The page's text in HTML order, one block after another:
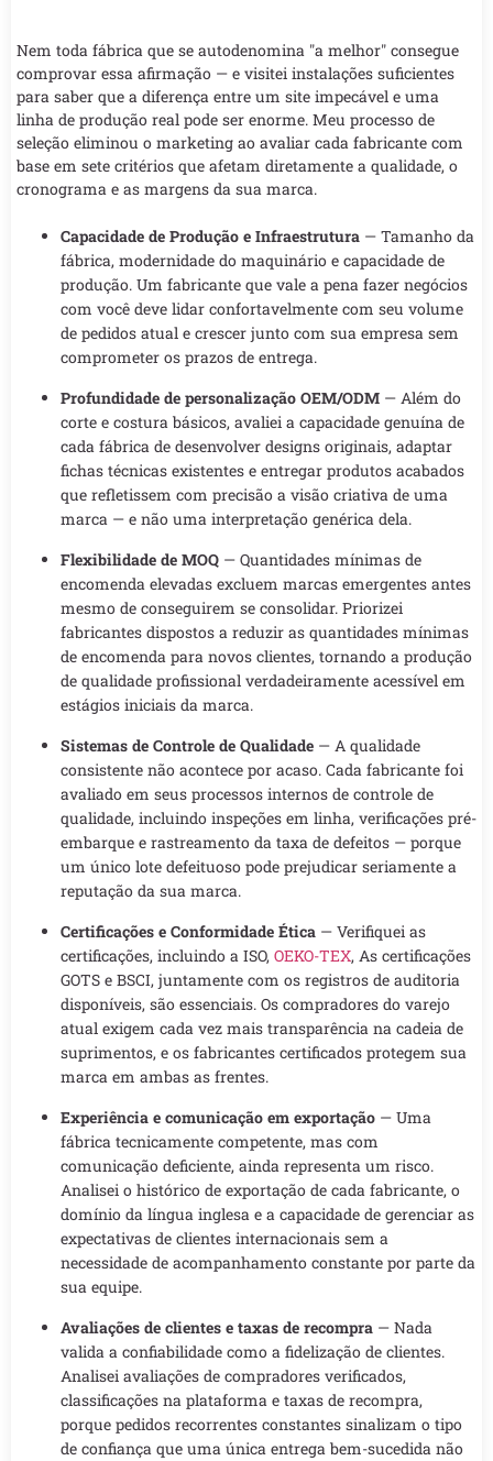
Nem toda fábrica que se autodenomina "a melhor" consegue
comprovar essa afirmação — e visitei instalações suficientes
para saber que a diferença entre um site impecável e uma
linha de produção real pode ser enorme. Meu processo de
seleção eliminou o marketing ao avaliar cada fabricante com
base em sete critérios que afetam diretamente a qualidade, o
cronograma e as margens da sua marca.
Capacidade de Produção e Infraestrutura — Tamanho da
fábrica, modernidade do maquinário e capacidade de
produção. Um fabricante que vale a pena fazer negócios
com você deve lidar confortavelmente com seu volume
de pedidos atual e crescer junto com sua empresa sem
comprometer os prazos de entrega.
Profundidade de personalização OEM/ODM — Além do
corte e costura básicos, avaliei a capacidade genuína de
cada fábrica de desenvolver designs originais, adaptar
fichas técnicas existentes e entregar produtos acabados
que refletissem com precisão a visão criativa de uma
marca — e não uma interpretação genérica dela.
Flexibilidade de MOQ — Quantidades mínimas de
encomenda elevadas excluem marcas emergentes antes
mesmo de conseguirem se consolidar. Priorizei
fabricantes dispostos a reduzir as quantidades mínimas
de encomenda para novos clientes, tornando a produção
de qualidade profissional verdadeiramente acessível em
estágios iniciais da marca.
Sistemas de Controle de Qualidade — A qualidade
consistente não acontece por acaso. Cada fabricante foi
avaliado em seus processos internos de controle de
qualidade, incluindo inspeções em linha, verificações pré-
embarque e rastreamento da taxa de defeitos — porque
um único lote defeituoso pode prejudicar seriamente a
reputação da sua marca.
Certificações e Conformidade Ética — Verifiquei as
certificações, incluindo a ISO, OEKO-TEX, As certificações
GOTS e BSCI, juntamente com os registros de auditoria
disponíveis, são essenciais. Os compradores do varejo
atual exigem cada vez mais transparência na cadeia de
suprimentos, e os fabricantes certificados protegem sua
marca em ambas as frentes.
Experiência e comunicação em exportação — Uma
fábrica tecnicamente competente, mas com
comunicação deficiente, ainda representa um risco.
Analisei o histórico de exportação de cada fabricante, o
domínio da língua inglesa e a capacidade de gerenciar as
expectativas de clientes internacionais sem a
necessidade de acompanhamento constante por parte da
sua equipe.
Avaliações de clientes e taxas de recompra — Nada
valida a confiabilidade como a fidelização de clientes.
Analisei avaliações de compradores verificados,
classificações na plataforma e taxas de recompra,
porque pedidos recorrentes constantes sinalizam o tipo
de confiança que uma única entrega bem-sucedida não